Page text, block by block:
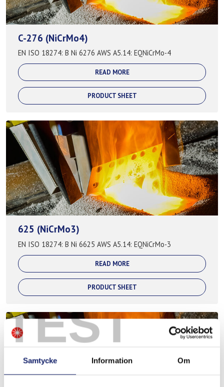
TEST
Samtycke Information Om
C-276 (NiCrMo4)
EN ISO 18274: B Ni 6276 AWS A5.14: EQNiCrMo-4
READ MORE
PRODUCT SHEET
625 (NiCrMo3)
EN ISO 18274: B Ni 6625 AWS A5.14: EQNiCrMo-3
READ MORE
PRODUCT SHEET